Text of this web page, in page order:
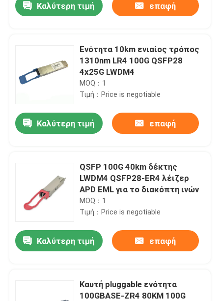
Καλύτερη τιμή επαφή
Ενότητα 10km ενιαίος τρόπος
1310nm LR4 100G QSFP28
4x25G LWDM4
MOQ：1
Τιμή：Price is negotiable
Καλύτερη τιμή επαφή
QSFP 100G 40km δέκτης
LWDM4 QSFP28-ER4 λέιζερ
APD EML για το διακόπτη ινών
MOQ：1
Τιμή：Price is negotiable
Καλύτερη τιμή επαφή
Καυτή pluggable ενότητα
100GBASE-ZR4 80KM 100G